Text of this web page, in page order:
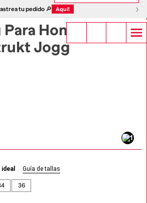
tu pedido 🔎 Aquí! ›
›
Hombre
Jogg
Guía de tallas
36